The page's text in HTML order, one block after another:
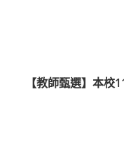
【教師甄選】本校